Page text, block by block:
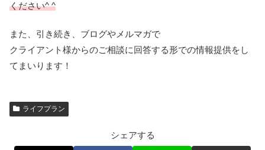
ください^ ^
また、引き続き、ブログやメルマガで
クライアント様からのご相談に回答する形での情報提供をし
てまいります！
ライフプラン
シェアする